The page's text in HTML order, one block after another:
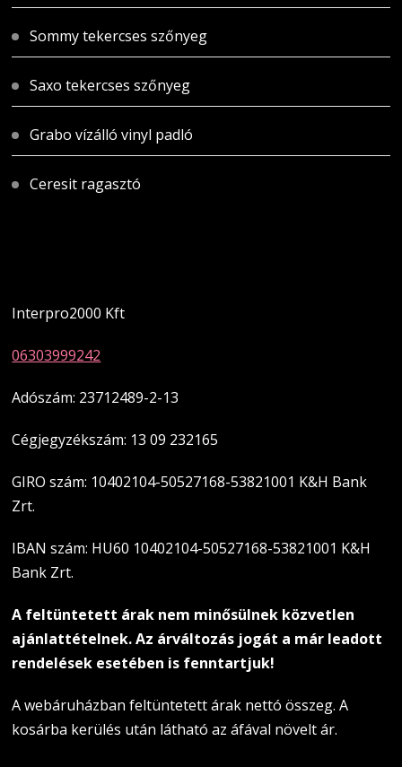
Sommy tekercses szőnyeg
Saxo tekercses szőnyeg
Grabo vízálló vinyl padló
Ceresit ragasztó
Interpro2000 Kft
06303999242
Adószám: 23712489-2-13
Cégjegyzékszám: 13 09 232165
GIRO szám: 10402104-50527168-53821001 K&H Bank
Zrt.
IBAN szám: HU60 10402104-50527168-53821001 K&H
Bank Zrt.
A feltüntetett árak nem minősülnek közvetlen
ajánlattételnek. Az árváltozás jogát a már leadott
rendelések esetében is fenntartjuk!
A webáruházban feltüntetett árak nettó összeg. A
kosárba kerülés után látható az áfával növelt ár.